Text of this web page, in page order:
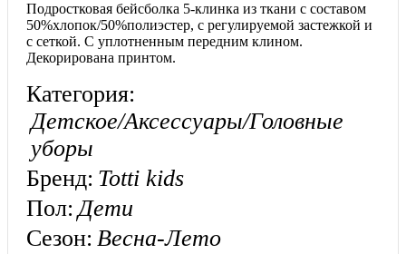
Подростковая бейсболка 5-клинка из ткани с составом
50%хлопок/50%полиэстер, с регулируемой застежкой и
с сеткой. С уплотненным передним клином.
Декорирована принтом.
Категория:
Детское/Аксессуары/Головные
уборы
Бренд: Totti kids
Пол: Дети
Сезон: Весна-Лето